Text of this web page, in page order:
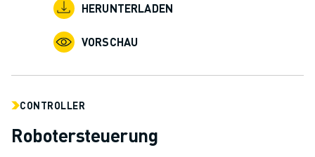
HERUNTERLADEN
VORSCHAU
CONTROLLER
Robotersteuerung